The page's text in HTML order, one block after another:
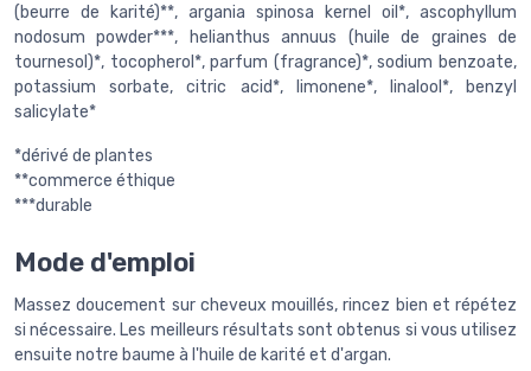
(beurre de karité)**, argania spinosa kernel oil*, ascophyllum
nodosum powder***, helianthus annuus (huile de graines de
tournesol)*, tocopherol*, parfum (fragrance)*, sodium benzoate,
potassium sorbate, citric acid*, limonene*, linalool*, benzyl
salicylate*
*dérivé de plantes
**commerce éthique
***durable
Mode d'emploi
Massez doucement sur cheveux mouillés, rincez bien et répétez
si nécessaire. Les meilleurs résultats sont obtenus si vous utilisez
ensuite notre baume à l'huile de karité et d'argan.